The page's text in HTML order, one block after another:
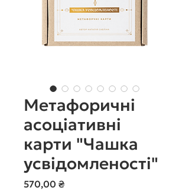
Метафоричні
асоціативні
карти "Чашка
усвідомленості"
570,00 ₴Ціна